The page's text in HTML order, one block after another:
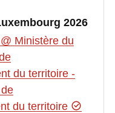
2026
Ministère du
du territoire -
du territoire